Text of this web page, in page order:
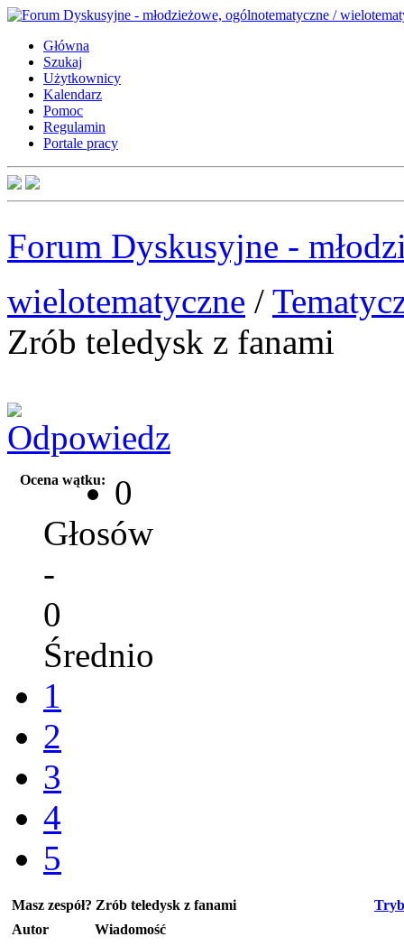
Główna
Szukaj
Użytkownicy
Kalendarz
Pomoc
Regulamin
Portale pracy
Forum Dyskusyjne -
wielotematyczne /
Zrób teledysk z fanami
Ocena wątku:
0
Głosów
-
0
Średnio
1
2
3
4
5
Masz zespół? Zrób teledysk z fanami
Autor
Wiadomość